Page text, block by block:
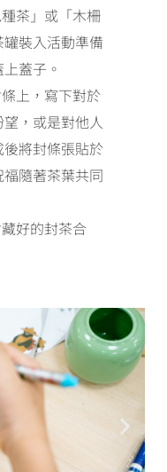
茶」或「木柵
裝入活動準備
蓋子。
上，寫下對於
，或是對他人
將封條張貼於
隨著茶葉共同
好的封茶合